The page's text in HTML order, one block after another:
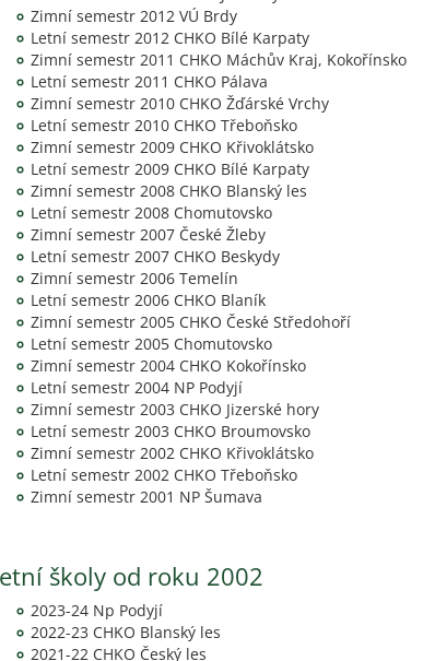
Zimní semestr 2012 VÚ Brdy
Letní semestr 2012 CHKO Bílé Karpaty
Zimní semestr 2011 CHKO Máchův Kraj, Kokořínsko
Letní semestr 2011 CHKO Pálava
Zimní semestr 2010 CHKO Žďárské Vrchy
Letní semestr 2010 CHKO Třeboňsko
Zimní semestr 2009 CHKO Křivoklátsko
Letní semestr 2009 CHKO Bílé Karpaty
Zimní semestr 2008 CHKO Blanský les
Letní semestr 2008 Chomutovsko
Zimní semestr 2007 České Žleby
Letní semestr 2007 CHKO Beskydy
Zimní semestr 2006 Temelín
Letní semestr 2006 CHKO Blaník
Zimní semestr 2005 CHKO České Středohoří
Letní semestr 2005 Chomutovsko
Zimní semestr 2004 CHKO Kokořínsko
Letní semestr 2004 NP Podyjí
Zimní semestr 2003 CHKO Jizerské hory
Letní semestr 2003 CHKO Broumovsko
Zimní semestr 2002 CHKO Křivoklátsko
Letní semestr 2002 CHKO Třeboňsko
Zimní semestr 2001 NP Šumava
školy od roku 2002
2023-24 Np Podyjí
2022-23 CHKO Blanský les
2021-22 CHKO Český les